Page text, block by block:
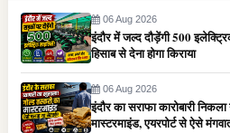
06 Aug 2026
इंदौर में जल्द दौड़ेंगी 500
हिसाब से देना होगा किराया
06 Aug 2026
इंदौर का सराफा कारोबारी
मास्टरमाइंड, एयरपोर्ट से ऐसे